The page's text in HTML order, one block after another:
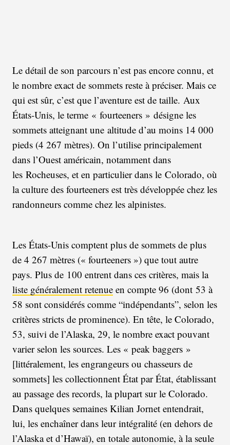
Le détail de son parcours n’est pas encore connu, et
le nombre exact de sommets reste à préciser. Mais ce
qui est sûr, c’est que l’aventure est de taille. Aux
États-Unis, le terme « fourteeners » désigne les
sommets atteignant une altitude d’au moins 14 000
pieds (4 267 mètres). On l’utilise principalement
dans l’Ouest américain, notamment dans
les Rocheuses, et en particulier dans le Colorado, où
la culture des fourteeners est très développée chez les
randonneurs comme chez les alpinistes.
Les États-Unis comptent plus de sommets de plus
de 4 267 mètres (« fourteeners ») que tout autre
pays. Plus de 100 entrent dans ces critères, mais la
liste généralement retenue en compte 96 (dont 53 à
58 sont considérés comme “indépendants”, selon les
critères stricts de prominence). En tête, le Colorado,
53, suivi de l’Alaska, 29, le nombre exact pouvant
varier selon les sources. Les « peak baggers »
[littéralement, les engrangeurs ou chasseurs de
sommets] les collectionnent État par État, établissant
au passage des records, la plupart sur le Colorado.
Dans quelques semaines Kilian Jornet entendrait,
lui, les enchaîner dans leur intégralité (en dehors de
l’Alaska et d’Hawaï), en totale autonomie, à la seule